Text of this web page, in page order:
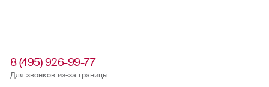
8 (495) 926-99-77
Для звонков из-за границы